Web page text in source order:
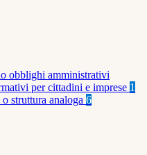
obblighi amministrativi
per cittadini e imprese 1
struttura analoga 6